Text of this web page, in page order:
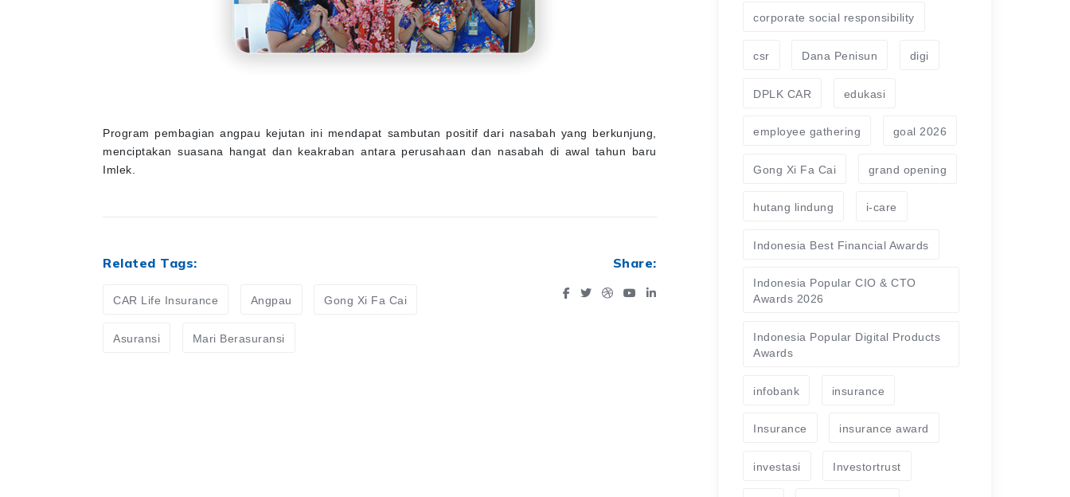
Program pembagian angpau kejutan ini mendapat sambutan positif dari nasabah yang berkunjung,
menciptakan suasana hangat dan keakraban antara perusahaan dan nasabah di awal tahun baru
Imlek.
Related Tags:
CAR Life Insurance Angpau Gong Xi Fa Cai
Asuransi Mari Berasuransi
Share:
corporate social responsibility
csr Dana Penisun digi
DPLK CAR edukasi
employee gathering goal 2026
Gong Xi Fa Cai grand opening
hutang lindung i-care
Indonesia Best Financial Awards
Indonesia Popular CIO & CTO
Awards 2026
Indonesia Popular Digital Products
Awards
infobank insurance
Insurance insurance award
investasi Investortrust